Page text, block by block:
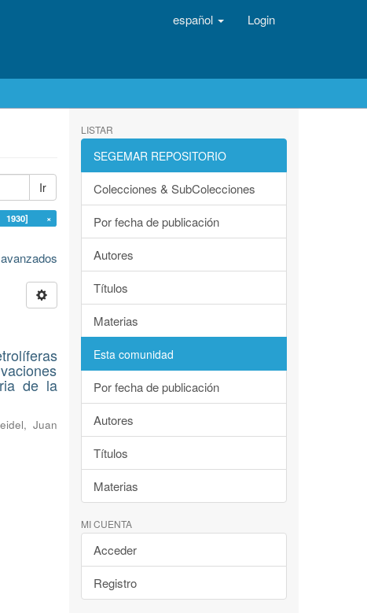
español Login
Ir
×
de la
Juan
LISTAR
SEGEMAR REPOSITORIO
Colecciones & SubColecciones
Por fecha de publicación
Autores
Títulos
Materias
Esta comunidad
Por fecha de publicación
Autores
Títulos
Materias
MI CUENTA
Acceder
Registro